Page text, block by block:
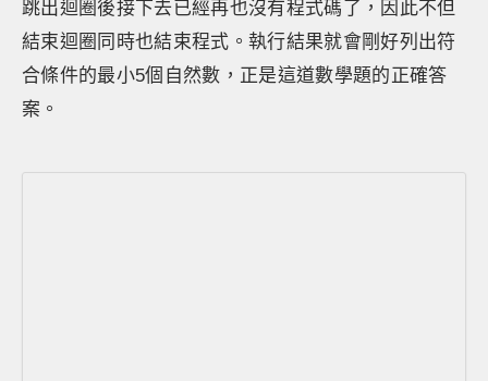
跳出迴圈後接下去已經再也沒有程式碼了，因此不但
結束迴圈同時也結束程式。執行結果就會剛好列出符
合條件的最小5個自然數，正是這道數學題的正確答
案。